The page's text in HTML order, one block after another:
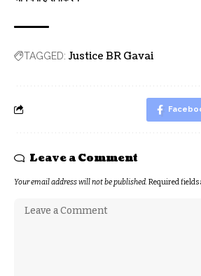
TAGGED: Justice BR Gavai
Leave a Comment
Your email address will not be published. Required fields